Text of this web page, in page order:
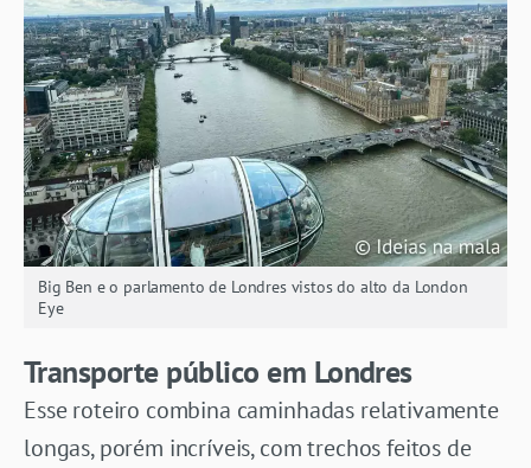
Big Ben e o parlamento de Londres vistos do alto da London
Eye
Transporte público em Londres
Esse roteiro combina caminhadas relativamente
longas, porém incríveis, com trechos feitos de